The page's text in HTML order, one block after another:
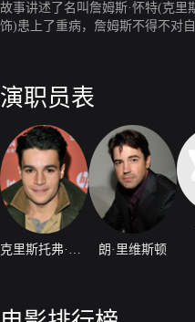
故事讲述了名叫詹姆斯·怀特(克
饰)患上了重病，詹姆斯不得不对
演职员表
朗·里维斯顿